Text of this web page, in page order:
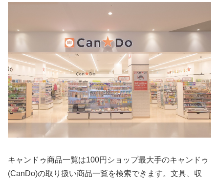
キャンドゥ商品一覧は100円ショップ最大手のキャンドゥ
(CanDo)の取り扱い商品一覧を検索できます。文具、収